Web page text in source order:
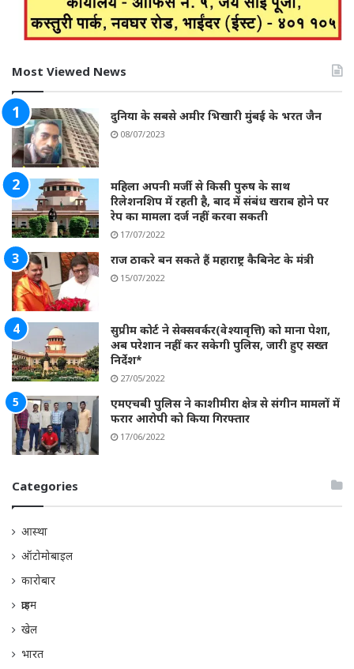
Most Viewed News
दुनिया के सबसे अमीर भिखारी मुंबई के भरत जैन
08/07/2023
महिला अपनी मर्जी से किसी पुरुष के साथ
रिलेशनशिप में रहती है, बाद में संबंध खराब होने पर
रेप का मामला दर्ज नहीं करवा सकती
17/07/2022
राज ठाकरे बन सकते हैं महाराष्ट्र कैबिनेट के मंत्री
15/07/2022
सुप्रीम कोर्ट ने सेक्सवर्कर(वेश्यावृत्ति) को माना पेशा,
अब परेशान नहीं कर सकेगी पुलिस, जारी हुए सख्त
निर्देश*
27/05/2022
एमएचबी पुलिस ने काशीमीरा क्षेत्र से संगीन मामलों में
फरार आरोपी को किया गिरफ्तार
17/06/2022
Categories
आस्था
ऑटोमोबाइल
कारोबार
क्राइम
खेल
भारत